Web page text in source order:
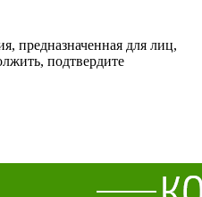
предназначенная для лиц,
подтвердите